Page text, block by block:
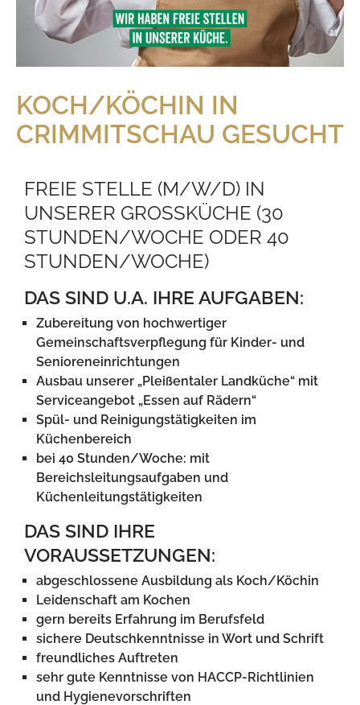
KOCH/KÖCHIN IN
CRIMMITSCHAU GESUCHT
FREIE STELLE (M/W/D) IN
UNSERER GROSSKÜCHE (30 S
TUNDEN/WOCHE ODER 40 S
TUNDEN/WOCHE)
DAS SIND U.A. IHRE AUFGABEN:
Zubereitung von hochwertiger
Gemeinschaftsverpflegung für Kinder- und
Senioreneinrichtungen
Ausbau unserer „Pleißentaler Landküche“ mit
Serviceangebot „Essen auf Rädern“
Spül- und Reinigungstätigkeiten im
Küchenbereich
bei 40 Stunden/Woche: mit
Bereichsleitungsaufgaben und
Küchenleitungstätigkeiten
DAS SIND IHRE
VORAUSSETZUNGEN:
abgeschlossene Ausbildung als Koch/Köchin
Leidenschaft am Kochen
gern bereits Erfahrung im Berufsfeld
sichere Deutschkenntnisse in Wort und Schrift
freundliches Auftreten
sehr gute Kenntnisse von HACCP-Richtlinien
und Hygienevorschriften